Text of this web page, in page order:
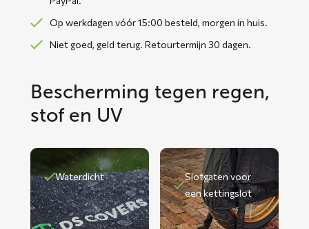
Op werkdagen vóór 15:00 besteld, morgen in huis.
Niet goed, geld terug. Retourtermijn 30 dagen.
Bescherming tegen regen,
stof en UV
Waterdicht
Slotgaten voor
een kettingslot